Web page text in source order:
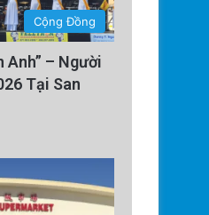
Technology
Bản: Chuyến
Đến Tiểu
Cộng Đồng
Anh” – Người
Tại San